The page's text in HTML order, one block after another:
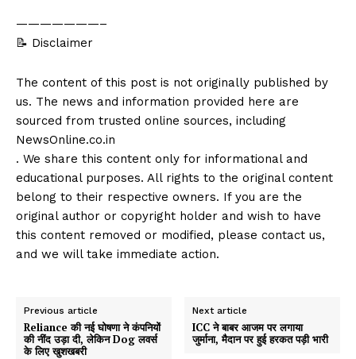
———————–
📝 Disclaimer
The content of this post is not originally published by
us. The news and information provided here are
sourced from trusted online sources, including
NewsOnline.co.in
. We share this content only for informational and
educational purposes. All rights to the original content
belong to their respective owners. If you are the
original author or copyright holder and wish to have
this content removed or modified, please contact us,
and we will take immediate action.
Previous article
Reliance की नई घोषणा ने कंपनियों
की नींद उड़ा दी, लेकिन Dog लवर्स
के लिए खुशखबरी
Next article
ICC ने बाबर आजम पर लगाया
जुर्माना, मैदान पर हुई हरकत पड़ी भारी